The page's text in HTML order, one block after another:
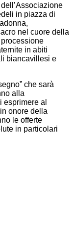
in piazza di
nel cuore della
in abiti
biancavillesi e
che sarà
alla
al
onore della
le offerte
in particolari